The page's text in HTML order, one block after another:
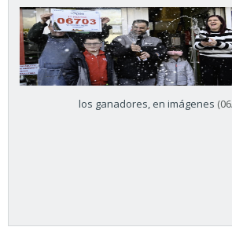
los ganadores, en imágenes